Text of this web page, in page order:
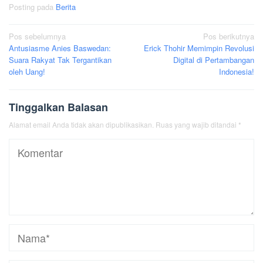
Posting pada Berita
Navigasi
pos
Pos sebelumnya
Antusiasme Anies Baswedan:
Suara Rakyat Tak Tergantikan
oleh Uang!
Pos berikutnya
Erick Thohir Memimpin Revolusi
Digital di Pertambangan
Indonesia!
Tinggalkan Balasan
Alamat email Anda tidak akan dipublikasikan. Ruas yang wajib ditandai *